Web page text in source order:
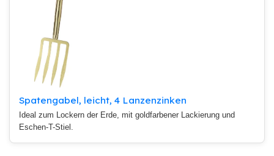
Spatengabel, leicht, 4 Lanzenzinken
Ideal zum Lockern der Erde, mit goldfarbener Lackierung und
Eschen-T-Stiel.